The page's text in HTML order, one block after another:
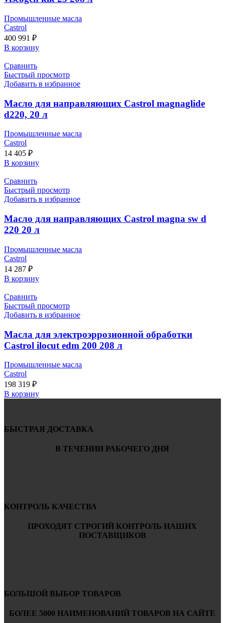
Промышленные масла
Castrol
400 991 ₽
В корзину
Сравнить
Быстрый просмотр
Добавить в избранное
Масло для направляющих Castrol magnaglide
d220, 20 л
Промышленные масла
Castrol
14 405 ₽
В корзину
Сравнить
Быстрый просмотр
Добавить в избранное
Масло для направляющих Castrol magna sw d
220 20 л
Промышленные масла
Castrol
14 287 ₽
В корзину
Сравнить
Быстрый просмотр
Добавить в избранное
Масла для электроэррозионной обработки
Castrol ilocut edm 200 208 л
Промышленные масла
Castrol
198 319 ₽
В корзину
БЫСТРАЯ ДОСТАВКА
В ТЕЧЕНИИ РАБОЧЕГО ДНЯ
КОНТРОЛЬ КАЧЕСТВА
ПРОХОДЯТ СТРОГИЙ КОНТРОЛЬ НАШИХ
ПОСТАВЩИКОВ
БОЛЬШОЙ ВЫБОР ТОВАРОВ
БОЛЕЕ 5000 НАИМЕНОВАНИЙ ТОВАРОВ НА САЙТЕ